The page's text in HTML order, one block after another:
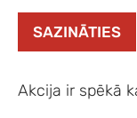
SAZINĀTIES
Akcija ir spēkā